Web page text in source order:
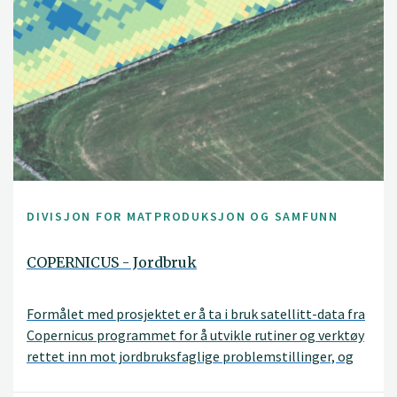
DIVISJON FOR MATPRODUKSJON OG SAMFUNN
COPERNICUS - Jordbruk
Formålet med prosjektet er å ta i bruk satellitt-data fra
Copernicus programmet for å utvikle rutiner og verktøy
rettet inn mot jordbruksfaglige problemstillinger, og